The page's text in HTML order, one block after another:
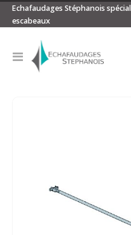
Echafaudages Stéphanois
escabeaux
Basculer